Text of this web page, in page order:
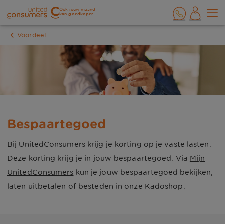
Ook jouw maand
kan goedkoper
Voordeel
Bespaartegoed
Bij UnitedConsumers krijg je korting op je vaste lasten.
Deze korting krijg je in jouw bespaartegoed. Via Mijn
UnitedConsumers kun je jouw bespaartegoed bekijken,
laten uitbetalen of besteden in onze Kadoshop.